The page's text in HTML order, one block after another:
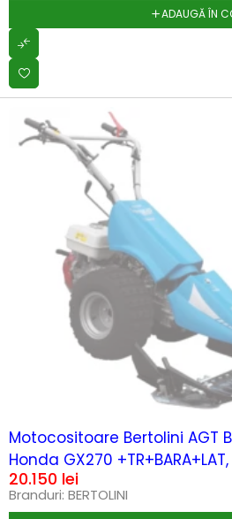
ADAUGĂ ÎN
Motocositoare Bertolini AGT
Honda GX270 +TR+BARA+LAT,
20.150 lei
Branduri: BERTOLINI